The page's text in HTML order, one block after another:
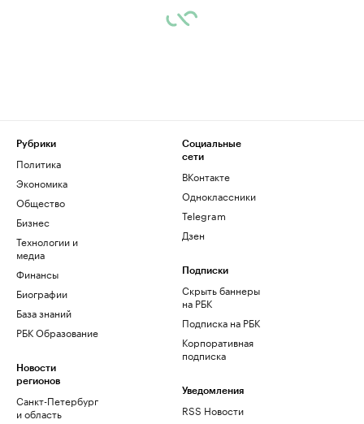
Рубрики
Политика
Экономика
Общество
Бизнес
Технологии и
медиа
Финансы
Биографии
База знаний
РБК Образование
Новости
регионов
Санкт-Петербург
и область
Социальные
сети
ВКонтакте
Одноклассники
Telegram
Дзен
Подписки
Скрыть баннеры
на РБК
Подписка на РБК
Корпоративная
подписка
Уведомления
RSS Новости